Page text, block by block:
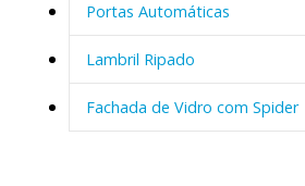
Portas Automáticas
Lambril Ripado
Fachada de Vidro com Spider